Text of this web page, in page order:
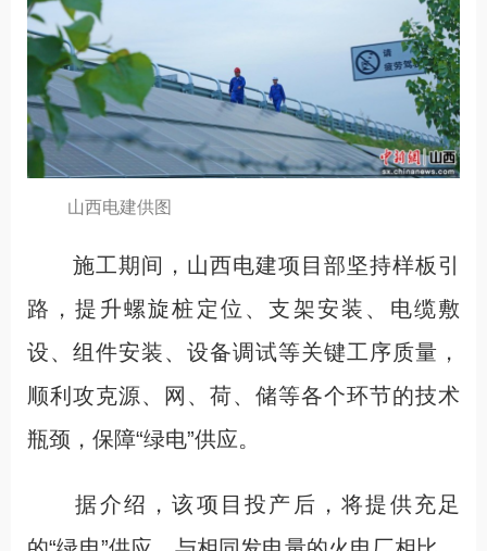
山西电建供图
施工期间，山西电建项目部坚持样板引
路，提升螺旋桩定位、支架安装、电缆敷
设、组件安装、设备调试等关键工序质量，
顺利攻克源、网、荷、储等各个环节的技术
瓶颈，保障“绿电”供应。
据介绍，该项目投产后，将提供充足